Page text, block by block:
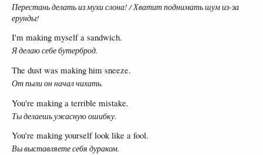
Перестань делать из мухи слона! / Хватит поднимать шум из-за
ерунды!
I'm making myself a sandwich.
Я делаю себе бутерброд.
The dust was making him sneeze.
От пыли он начал чихать.
You're making a terrible mistake.
Ты делаешь ужасную ошибку.
You're making yourself look like a fool.
Вы выставляете себя дураком.